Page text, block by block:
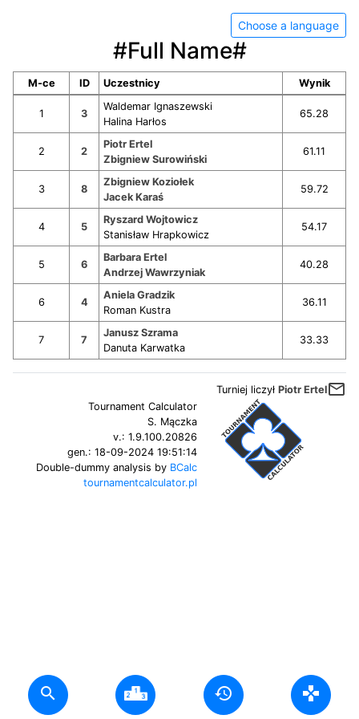
Choose a language
#Full Name#
M-ce ID Uczestnicy Wynik
1 3
Waldemar Ignaszewski
Halina Harłos
65.28
2 2
Piotr Ertel
Zbigniew Surowiński
61.11
3 8
Zbigniew Koziołek
Jacek Karaś
59.72
4 5
Ryszard Wojtowicz
Stanisław Hrapkowicz
54.17
5 6
Barbara Ertel
Andrzej Wawrzyniak
40.28
6 4
Aniela Gradzik
Roman Kustra
36.11
7 7
Janusz Szrama
Danuta Karwatka
33.33
Turniej liczył Piotr Ertelmail_outline
Tournament Calculator
S. Mączka
v.:1.9.100.20826
gen.:18-09-2024 19:51:14
Double-dummy analysis by BCalc
tournamentcalculator.pl
search history gamepad